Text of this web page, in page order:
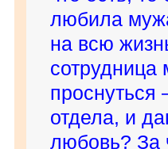
любила
на всю
сотрудница
проснуться
отдела, и
любовь? За